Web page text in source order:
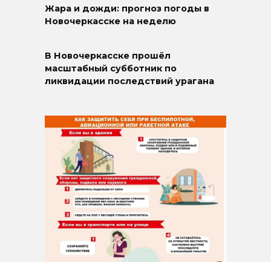
Жара и дожди: прогноз погоды в
Новочеркасске на неделю
В Новочеркасске прошёл
масштабный субботник по
ликвидации последствий урагана